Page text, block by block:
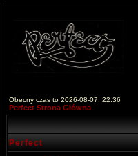
Obecny czas to 2026-08-07, 22:36
Perfect Strona Główna
Perfect